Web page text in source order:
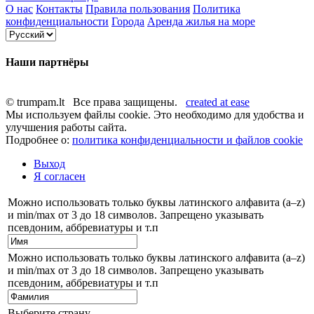
О нас Контакты Правила пользования Политика
конфиденциальности Города Аренда жилья на море
Наши партнёры
© trumpam.lt Все права защищены. created at ease
Мы используем файлы cookie. Это необходимо для удобства и
улучшения работы сайта.
Подробнее о: политика конфиденциальности и файлов cookie
Выход
Я согласен
Можно использовать только буквы латинского алфавита (a–z)
и min/max от 3 до 18 символов. Запрещено указывать
псевдоним, аббревиатуры и т.п
Можно использовать только буквы латинского алфавита (a–z)
и min/max от 3 до 18 символов. Запрещено указывать
псевдоним, аббревиатуры и т.п